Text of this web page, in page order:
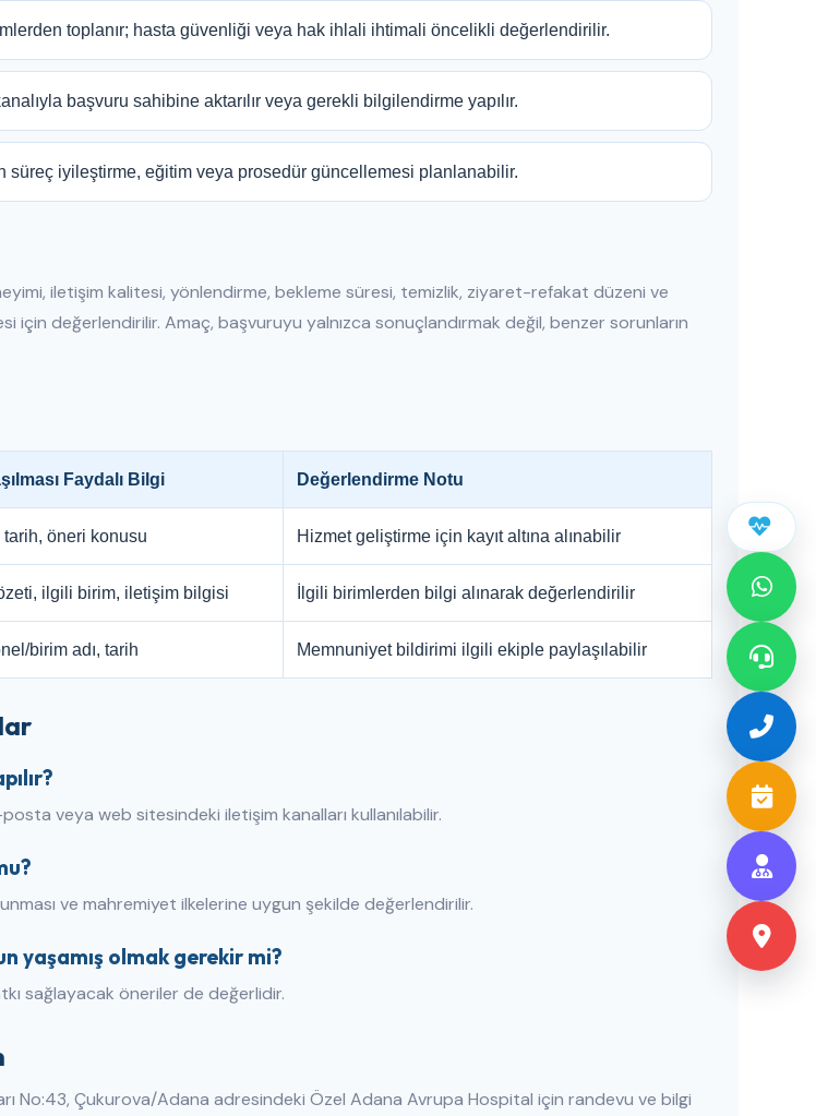
toplanır; hasta güvenliği veya hak ihlali ihtimali öncelikli değerlendirilir.
başvuru sahibine aktarılır veya gerekli bilgilendirme yapılır.
süreç iyileştirme, eğitim veya prosedür güncellemesi planlanabilir.
iletişim kalitesi, yönlendirme, bekleme süresi, temizlik, ziyaret-refakat düzeni ve
için değerlendirilir. Amaç, başvuruyu yalnızca sonuçlandırmak değil, benzer sorunların
Faydalı Bilgi Değerlendirme Notu
tarih, öneri konusu Hizmet geliştirme için kayıt altına alınabilir
ilgili birim, iletişim bilgisi İlgili birimlerden bilgi alınarak değerlendirilir
birim adı, tarih Memnuniyet bildirimi ilgili ekiple paylaşılabilir
veya web sitesindeki iletişim kanalları kullanılabilir.
ve mahremiyet ilkelerine uygun şekilde değerlendirilir.
yaşamış olmak gerekir mi?
sağlayacak öneriler de değerlidir.
No:43, Çukurova/Adana adresindeki Özel Adana Avrupa Hospital için randevu ve bilgi